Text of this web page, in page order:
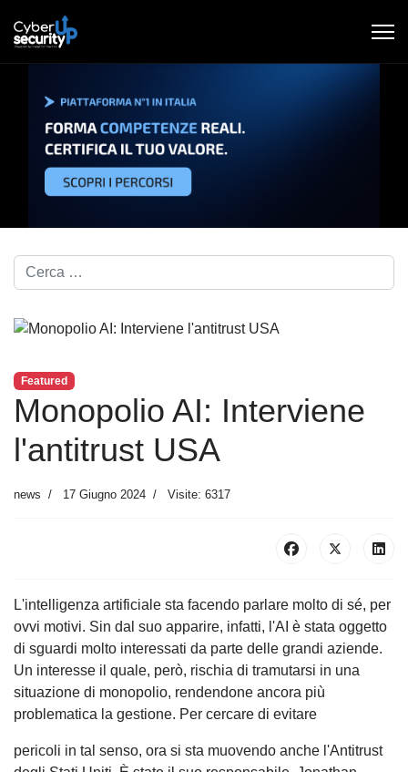
Cerca nel blog...
Featured
Monopolio AI: Interviene
l'antitrust USA
news 17 Giugno 2024 Visite: 6317
L'intelligenza artificiale sta facendo parlare molto di sé, per
ovvi motivi. Sin dal suo apparire, infatti, l'AI è stata oggetto
di sguardi molto interessati da parte delle grandi aziende.
Un interesse il quale, però, rischia di tramutarsi in una
situazione di monopolio, rendendone ancora più
problematica la gestione. Per cercare di evitare
pericoli in tal senso, ora si sta muovendo anche l'Antitrust